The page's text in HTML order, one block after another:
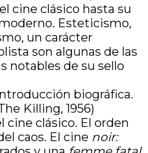
cine clásico hasta su
Esteticismo,
un carácter
son algunas de las
notables de su sello
biográfica.
Killing, 1956)
cine clásico. El orden
caos. El cine noir: